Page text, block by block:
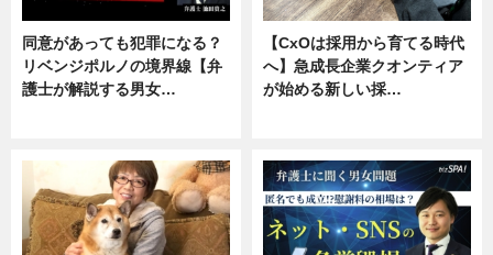
同意があっても犯罪になる？
リベンジポルノの境界線【弁
護士が解説する男女…
【CxOは採用から育てる時代
へ】急成長企業クオンティア
が始める新しい採…